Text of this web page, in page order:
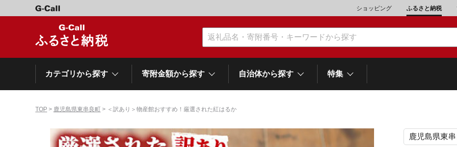
ショッピング ふるさと納税
カテゴリから探す 寄附金額から探す 自治体から探す 特集
TOP > 鹿児島県東串良町 > ＜訳あり＞物産館おすすめ！厳選された紅はるか
鹿児島県東